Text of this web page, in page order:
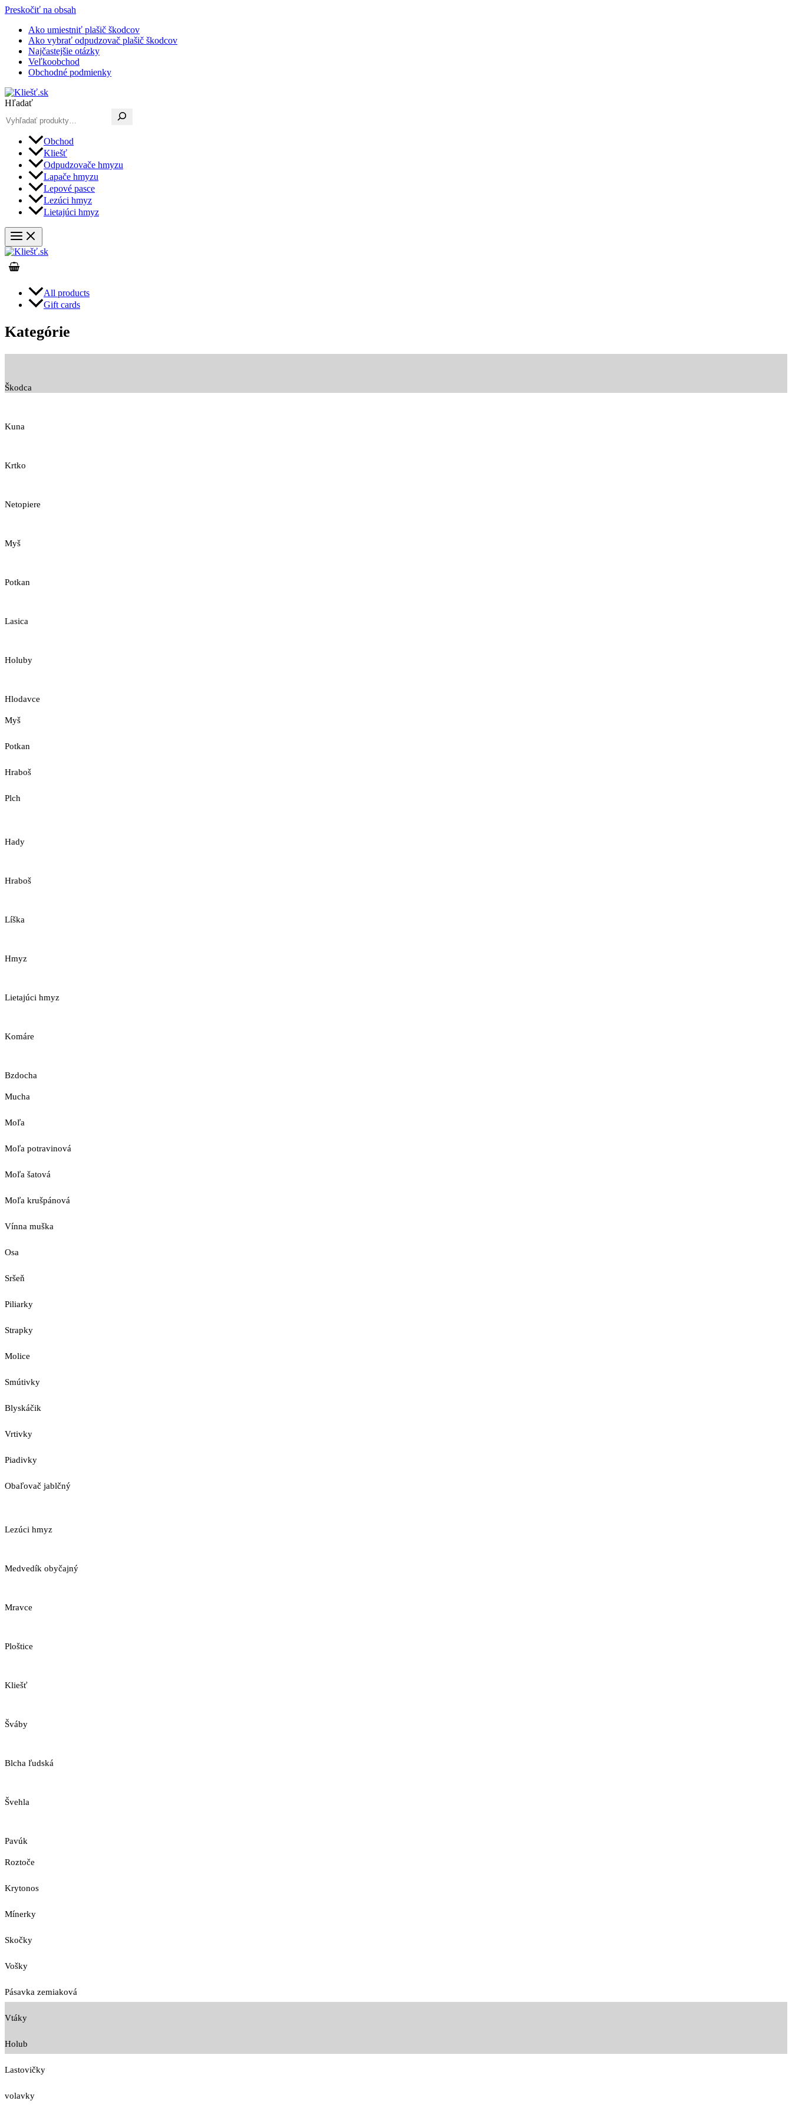
Preskočiť na obsah
Ako umiestniť plašič škodcov
Ako vybrať odpudzovač plašič škodcov
Najčastejšie otázky
Veľkoobchod
Obchodné podmienky
Hľadať
Obchod
Kliešť
Odpudzovače hmyzu
Lapače hmyzu
Lepové pasce
Lezúci hmyz
Lietajúci hmyz
All products
Gift cards
Kategórie
Škodca
Kuna
Krtko
Netopiere
Myš
Potkan
Lasica
Holuby
Hlodavce
Myš
Potkan
Hraboš
Plch
Hady
Hraboš
Líška
Hmyz
Lietajúci hmyz
Komáre
Bzdocha
Mucha
Moľa
Moľa potravinová
Moľa šatová
Moľa krušpánová
Vínna muška
Osa
Sršeň
Piliarky
Strapky
Molice
Smútivky
Blyskáčik
Vrtivky
Piadivky
Obaľovač jablčný
Lezúci hmyz
Medvedík obyčajný
Mravce
Ploštice
Kliešť
Šváby
Blcha ľudská
Švehla
Pavúk
Roztoče
Krytonos
Mínerky
Skočky
Vošky
Pásavka zemiaková
Vtáky
Holub
Lastovičky
volavky